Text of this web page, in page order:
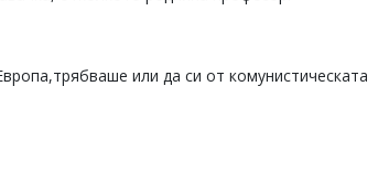
или да си от комунистическата